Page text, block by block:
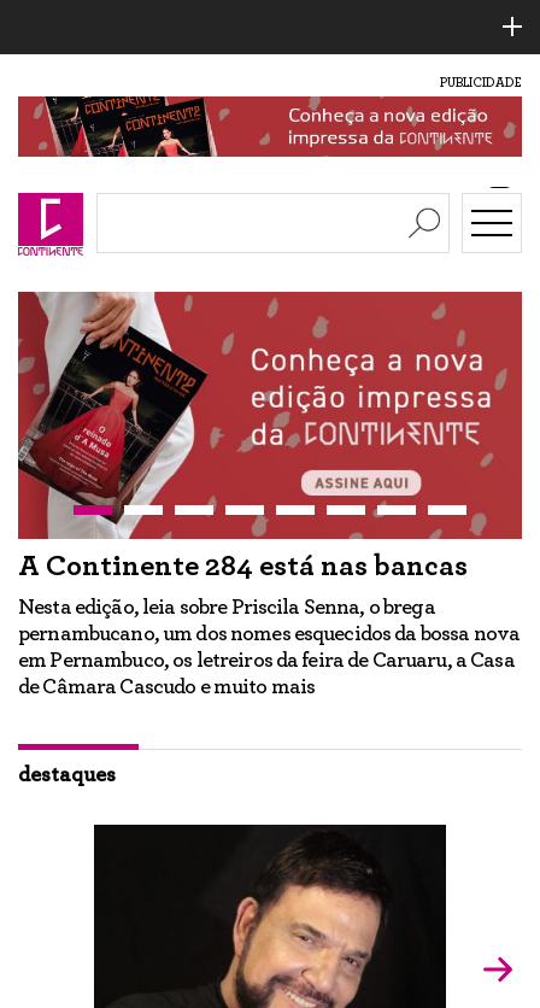
PUBLICIDADE
A Continente 284 está nas bancas
Nesta edição, leia sobre Priscila Senna, o brega
pernambucano, um dos nomes esquecidos da bossa nova
em Pernambuco, os letreiros da feira de Caruaru, a Casa
de Câmara Cascudo e muito mais
destaques